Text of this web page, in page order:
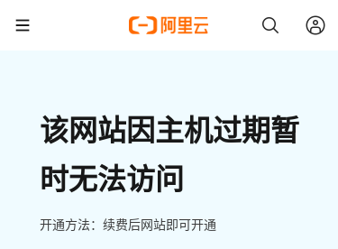
该网站因主机过期暂
时无法访问
开通方法：续费后网站即可开通